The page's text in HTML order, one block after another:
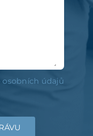
osobních údajů